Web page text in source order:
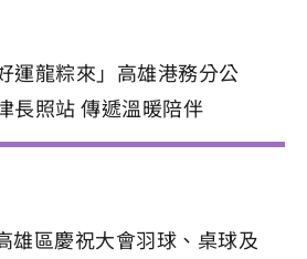
運龍粽來」高雄港務分公
長照站 傳遞溫暖陪伴
雄區慶祝大會羽球、桌球及